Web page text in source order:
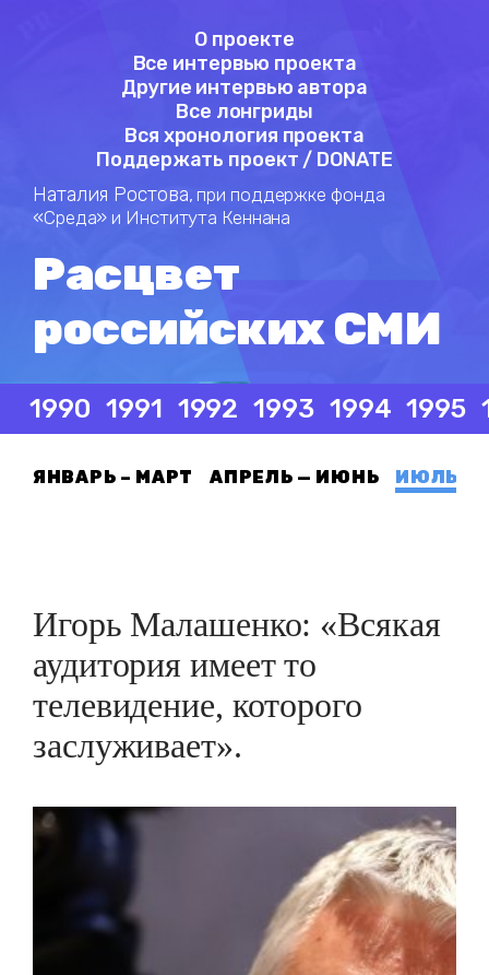
О проекте
Все интервью проекта
Другие интервью автора
Все лонгриды
Вся хронология проекта
Поддержать проект / DONATE
Наталия Ростова, при поддержке фонда
«Среда» и Института Кеннана
Расцвет
российских СМИ
1990 1991 1992 1993 1994 1995
ЯНВАРЬ – МАРТ АПРЕЛЬ — ИЮНЬ ИЮЛЬ —
Игорь Малашенко: «Всякая
аудитория имеет то
телевидение, которого
заслуживает».